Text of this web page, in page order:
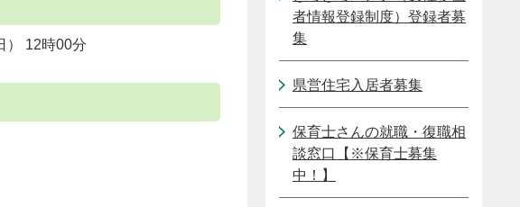
） 12時00分
者情報登録制度）登録者募
集
県営住宅入居者募集
保育士さんの就職・復職相
談窓口【※保育士募集
中！】